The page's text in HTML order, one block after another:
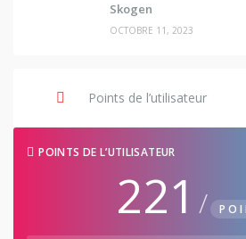
Skogen
OCTOBRE 11, 2023
Points de l’utilisateur
POINTS DE L’UTILISATEUR
221 /